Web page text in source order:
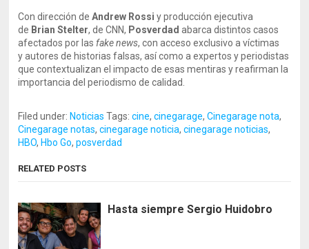
Con dirección deAndrew Rossi y producción ejecutiva
de Brian Stelter, de CNN, Posverdad abarca distintos casos
afectados por las fake news, con acceso exclusivo a víctimas
y autores de historias falsas, así como a expertos y periodistas
que contextualizan el impacto de esas mentiras y reafirman la
importancia del periodismo de calidad.
Filed under: Noticias Tags:cine,cinegarage,Cinegarage nota,
Cinegarage notas,cinegarage noticia,cinegarage noticias,
HBO, Hbo Go,posverdad
RELATED POSTS
Hasta siempre Sergio Huidobro